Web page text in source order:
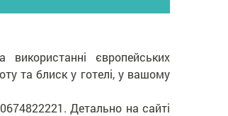
європейських
та блиск у готелі, у вашому
Детально на сайті